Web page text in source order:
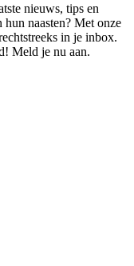
nieuws, tips en
naasten? Met onze
in je inbox.
Meld je nu aan.